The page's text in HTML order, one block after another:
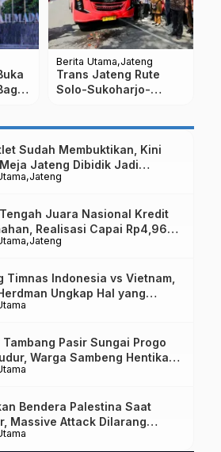
di
Berita Utama
MEWEK !! Ibu Gendong
Anak Punguti Sayur di
Jateng
Sudah Membuktikan, Kini
Jateng Dibidik Jadi
Nasional
Jateng
Juara Nasional Kredit
Realisasi Capai Rp4,96
Timnas Indonesia vs Vietnam,
Ungkap Hal yang
Tambang Pasir Sungai Progo
Warga Sambeng Hentikan
dan Usir Truk
Bendera Palestina Saat
Massive Attack Dilarang
Singapura Lagi